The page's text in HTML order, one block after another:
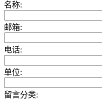
名称:
邮箱:
电话:
单位:
留言分类: